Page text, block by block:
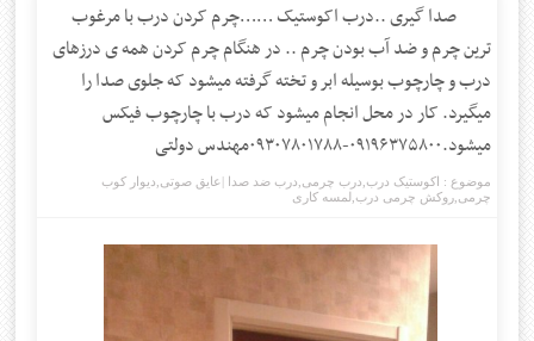
صدا گیری ..درب اکوستیک ……چرم کردن درب با مرغوب
ترین چرم و ضد آب بودن چرم .. در هنگام چرم کردن همه ی درزهای
درب و چارچوب بوسیله ابر و تخته گرفته میشود که جلوی صدا را
میگیرد. کار در محل انجام میشود که درب با چارچوب فیکس
میشود.۰۹۱۹۶۳۷۵۸۰۰-۰۹۳۰۷۸۰۱۷۸۸مهندس دولتی
موضوع : اکوستیک درب درب چرمی درب ضد صدا |عایق صوتی دیوار کوب
چرمی ,روکش چرمی درب لمسه کاری